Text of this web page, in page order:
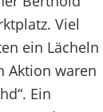
Viel
ein Lächeln
Aktion waren
Ein